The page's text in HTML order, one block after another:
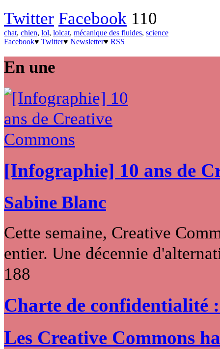
Twitter Facebook 110
chat, chien, lol, lolcat, mécanique des fluides, science
Facebook♥ Twitter♥ Newsletter♥ RSS
En une
[Infographie] 10 ans de
Sabine Blanc
Cette semaine, Creative
entier. Une décennie
188
Charte de confidentialité
Les Creative Commons